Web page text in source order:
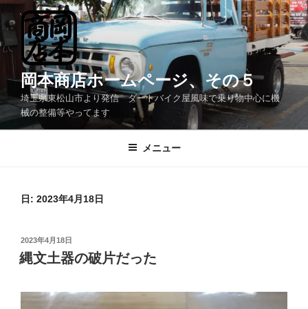
コ
ン
テ
ス
キ
岡本商店ホームページ、その５
埼玉県東松山市より発信 ダートバイク屋風味で乗り物中心に機
械の整備等やってます
メニュー
日: 2023年4月18日
投
稿
日:
2023年4月18日
縄文土器の破片だった